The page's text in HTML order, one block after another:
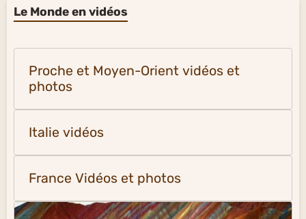
Le Monde en vidéos
Proche et Moyen-Orient vidéos et
photos
Italie vidéos
France Vidéos et photos